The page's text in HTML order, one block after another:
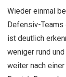
Wieder einmal
Defensiv-Teams
ist deutlich
weniger rund
weiter nach